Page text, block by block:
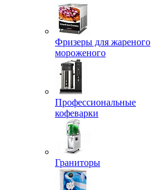
Фризеры для жареного
мороженого
Профессиональные
кофеварки
Граниторы